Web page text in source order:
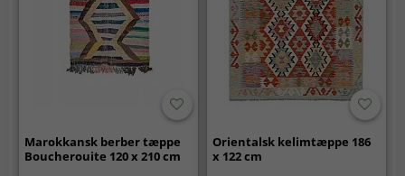
Marokkansk berber tæppe
Boucherouite 120 x 210 cm
Orientalsk kelimtæppe 186
x 122 cm